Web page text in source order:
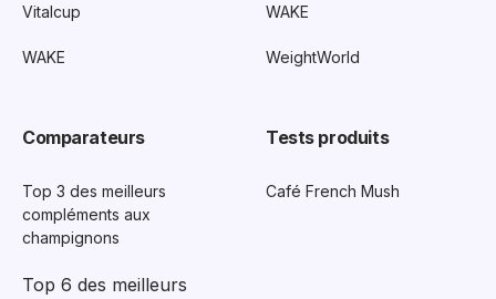
Vitalcup
WAKE
WAKE
WeightWorld
Comparateurs
Top 3 des meilleurs
compléments aux
champignons
Top 6 des meilleurs
Tests produits
Café French Mush